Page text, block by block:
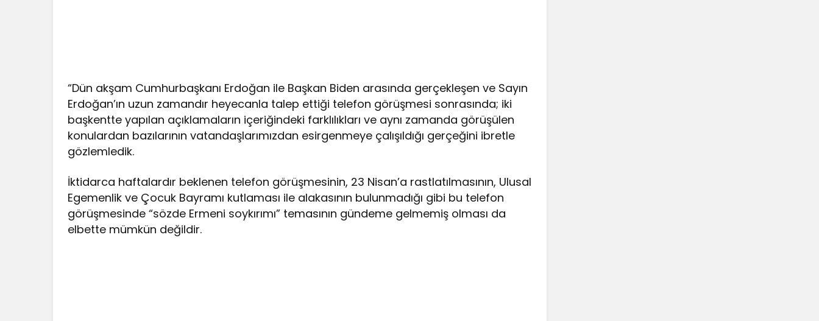
“Dün akşam Cumhurbaşkanı Erdoğan ile Başkan Biden arasında gerçekleşen ve Sayın
Erdoğan’ın uzun zamandır heyecanla talep ettiği telefon görüşmesi sonrasında; iki
başkentte yapılan açıklamaların içeriğindeki farklılıkları ve aynı zamanda görüşülen
konulardan bazılarının vatandaşlarımızdan esirgenmeye çalışıldığı gerçeğini ibretle
gözlemledik.
İktidarca haftalardır beklenen telefon görüşmesinin, 23 Nisan’a rastlatılmasının, Ulusal
Egemenlik ve Çocuk Bayramı kutlaması ile alakasının bulunmadığı gibi bu telefon
görüşmesinde “sözde Ermeni soykırımı” temasının gündeme gelmemiş olması da
elbette mümkün değildir.